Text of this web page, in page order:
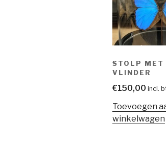
STOLP MET
VLINDER
€150,00 incl.
Toevoegen
winkelwagen